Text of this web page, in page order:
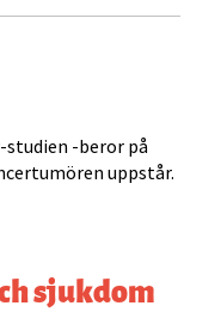
-beror på
uppstår.
sjukdom